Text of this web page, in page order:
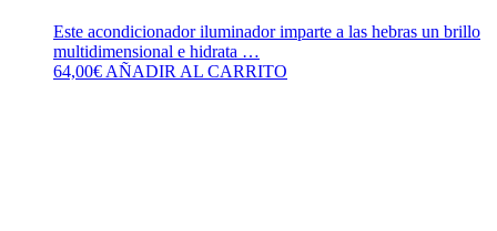
Este acondicionador iluminador imparte a las hebras un brillo
multidimensional e hidrata …
64,00€ AÑADIR AL CARRITO